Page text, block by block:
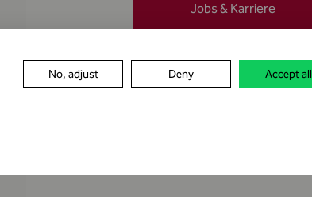
Jobs & Karriere
No, adjust Deny Accept all